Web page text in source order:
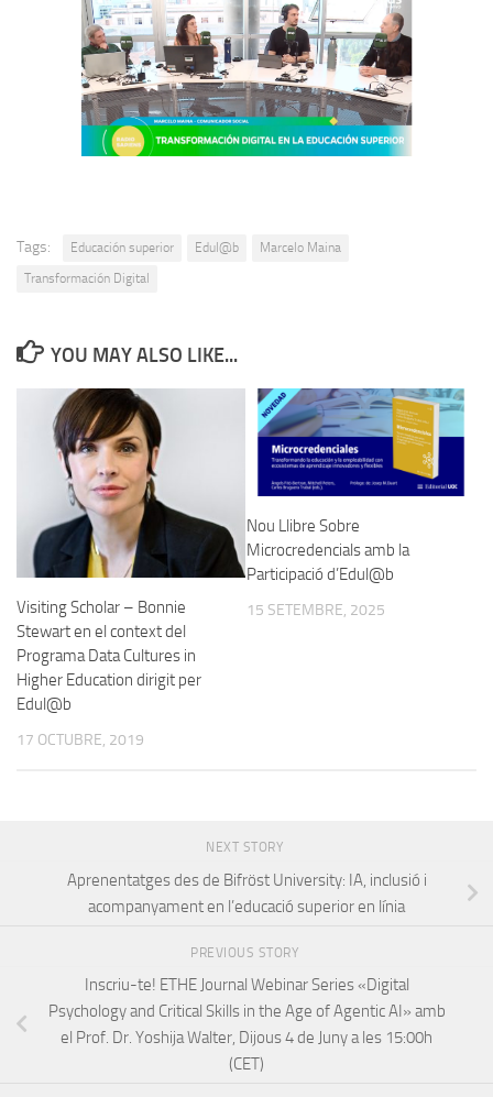
Tags: Educación superior Edul@b
Marcelo Maina
Transformación Digital
YOU MAY ALSO LIKE...
Visiting Scholar – Bonnie
Stewart en el context del
Programa Data Cultures in
Higher Education dirigit per
Edul@b
17 OCTUBRE, 2019
Nou Llibre Sobre
Microcredencials amb la
Participació d’Edul@b
15 SETEMBRE, 2025
NEXT STORY
Aprenentatges des de Bifröst University: IA, inclusió i
acompanyament en l’educació superior en línia
PREVIOUS STORY
Inscriu-te! ETHE Journal Webinar Series «Digital
Psychology and Critical Skills in the Age of Agentic AI» amb
el Prof. Dr. Yoshija Walter, Dijous 4 de Juny a les 15:00h
(CET)